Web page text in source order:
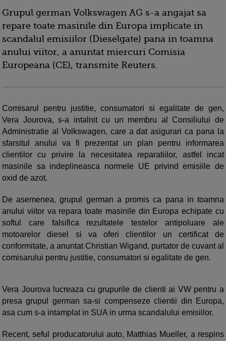
Grupul german Volkswagen AG s-a angajat sa
repare toate masinile din Europa implicate in
scandalul emisiilor (Dieselgate) pana in toamna
anului viitor, a anuntat miercuri Comisia
Europeana (CE), transmite Reuters.
Comisarul pentru justitie, consumatori si egalitate de gen,
Vera Jourova, s-a intalnit cu un membru al Consiliului de
Administratie al Volkswagen, care a dat asigurari ca pana la
sfarsitul anului va fi prezentat un plan pentru informarea
clientilor cu privire la necesitatea reparatiilor, astfel incat
masinile sa indeplineasca normele UE privind emisiile de
oxid de azot.
De asemenea, grupul german a promis ca pana in toamna
anului viitor va repara toate masinile din Europa echipate cu
softul care falsifica rezultatele testelor antipoluare ale
motoarelor diesel si va oferi clientilor un certificat de
conformitate, a anuntat Christian Wigand, purtator de cuvant al
comisarului pentru justitie, consumatori si egalitate de gen.
Vera Jourova lucreaza cu grupurile de clienti ai VW pentru a
presa grupul german sa-si compenseze clientii din Europa,
asa cum s-a intamplat in SUA in urma scandalului emisiilor.
Recent, seful producatorului auto, Matthias Mueller, a respins